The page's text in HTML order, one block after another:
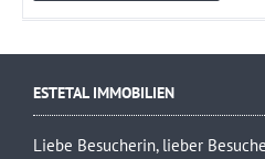
ESTETAL IMMOBILIEN
Liebe Besucherin, lieber